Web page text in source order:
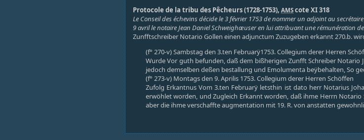
Protocole de la tribu des Pêcheurs (1728-1753), AMScote XI 318
Le Conseil des échevins décide le 3 février 1753 de nommer un adjoint au
9 avril le notaire Jean Daniel Schweighæuser en lui attribuant une rémunération
Zunfftschreiber Notario Gollen einen adjunctum Zuzugeben erkannt 270.b.
(f° 270-v) Sambstag den 3.ten Februarÿ1753. Collegium derer Herren
Wurde Vor guth befunden, daß dem bißherigen Zunfft Schreiber
jedoch demselben deßen bestallung und Emolumenta beÿbehalten, So
(f° 273-v) Montags den 9. Aprilis 1753. Collegium derer Herren Schöffen
Zufolg Erkantnus Vom 3.ten Februarÿ letsthin ist dato herr Notarius
erwöhlet worden, und Zugleich Erkannt worden, daß ihme Herrn
aber die ihme verschaffte augmentation mit 19. R. von anstatten